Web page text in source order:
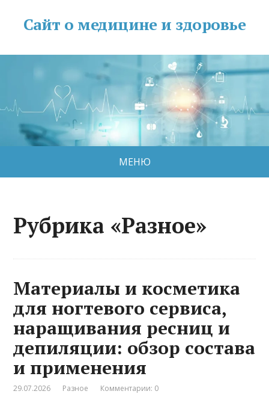
Сайт о медицине и здоровье
МЕНЮ
Рубрика «Разное»
Материалы и косметика
для ногтевого сервиса,
наращивания ресниц и
депиляции: обзор состава
и применения
29.07.2026 Разное Комментарии: 0